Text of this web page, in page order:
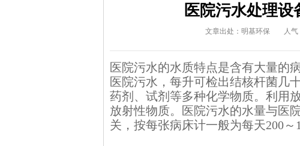
医院污水处理设
文章出处：明基环保 人气
医院污水的水质特点是含有大量的
医院污水，每升可检出结核杆菌几
药剂、试剂等多种化学物质。利用
放射性物质。医院污水的水量与医
关，按每张病床计一般为每天200～